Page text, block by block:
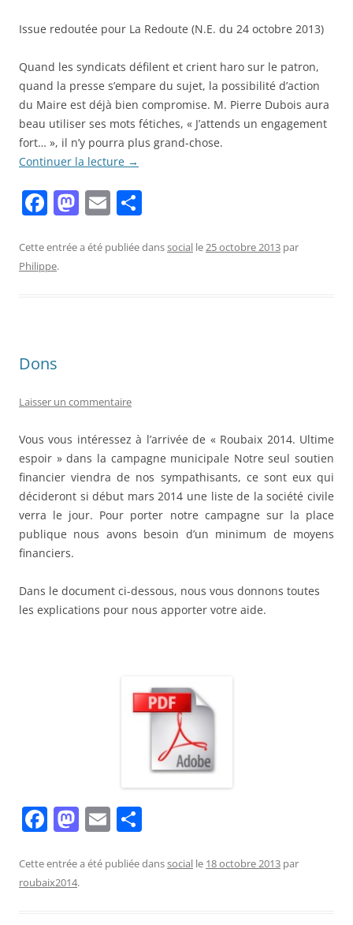
Issue redoutée pour La Redoute (N.E. du 24 octobre 2013)
Quand les syndicats défilent et crient haro sur le patron,
quand la presse s’empare du sujet, la possibilité d’action
du Maire est déjà bien compromise. M. Pierre Dubois aura
beau utiliser ses mots fétiches, « J’attends un engagement
fort… », il n’y pourra plus grand-chose.
Continuer la lecture →
F
c
e
o
k
M
st
E
ai ta
Cette entrée a été publiée danssocial le25 octobre 2013 par
Philippe.
Dons
Laisser un commentaire
Vous vous intéressez à l’arrivée de « Roubaix 2014. Ultime
espoir » dans la campagne municipale Notre seul soutien
financier viendra de nos sympathisants, ce sont eux qui
décideront si début mars 2014 une liste de la société civile
verra le jour. Pour porter notre campagne sur la place
publique nous avons besoin d’un minimum de moyens
financiers.
Dans le document ci-dessous, nous vous donnons toutes
les explications pour nous apporter votre aide.
F
c
e
M
st
o
E
ai ta
Cette entrée a été publiée danssocial le 18 octobre 2013 par
roubaix2014.